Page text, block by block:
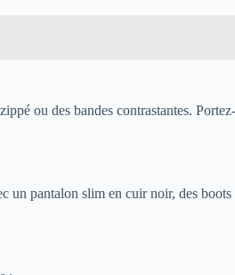
ou des bandes contrastantes.
pantalon slim en cuir noir, des